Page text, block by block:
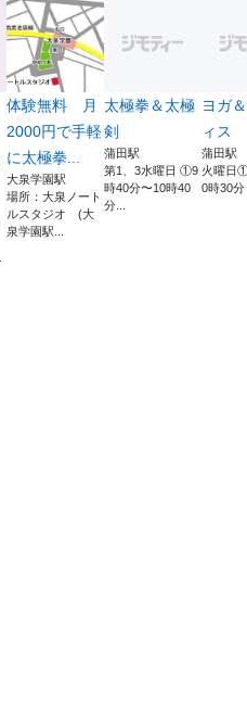
体験無料 月
2000円で手軽
に太極拳...
大泉学園駅
場所：大泉ノート
ルスタジオ (大
泉学園駅...
太極拳＆太極
剣
蒲田駅
第1、3水曜日 ①9
時40分〜10時40
分...
ヨガ
ィス
蒲田駅
火曜日
0時30分